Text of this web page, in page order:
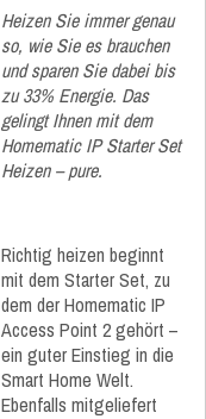
Heizen Sie immer genau
so, wie Sie es brauchen
und sparen Sie dabei bis
zu 33% Energie. Das
gelingt Ihnen mit dem
Homematic IP Starter Set
Heizen – pure.
Richtig heizen beginnt
mit dem Starter Set, zu
dem der Homematic IP
Access Point 2 gehört –
ein guter Einstieg in die
Smart Home Welt.
Ebenfalls mitgeliefert